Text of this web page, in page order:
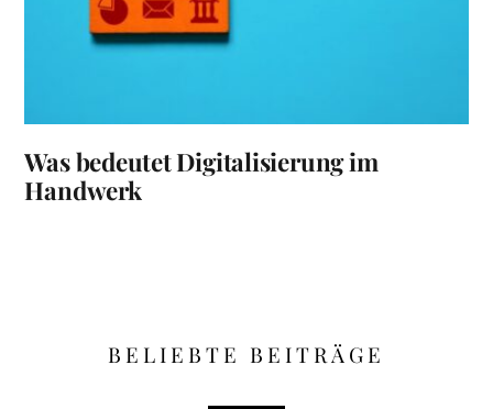
Was bedeutet Digitalisierung im
Handwerk
BELIEBTE BEITRÄGE